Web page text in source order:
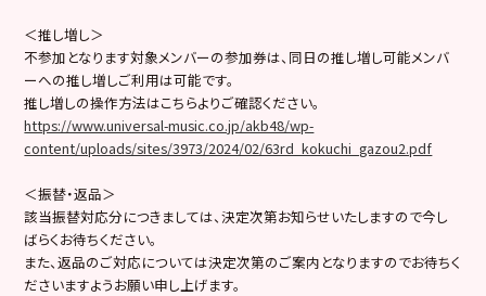
＜推し増し＞
不参加となります対象メンバーの参加券は、同日の推し増し可能メンバ
ーへの推し増しご利用は可能です。
推し増しの操作方法はこちらよりご確認ください。
https://www.universal-music.co.jp/akb48/wp-
content/uploads/sites/3973/2024/02/63rd_kokuchi_gazou2.pdf
＜振替・返品＞
該当振替対応分につきましては、決定次第お知らせいたしますので今し
ばらくお待ちください。
また、返品のご対応については決定次第のご案内となりますのでお待ちく
ださいますようお願い申し上げます。